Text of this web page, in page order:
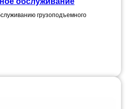
грузоподъемного